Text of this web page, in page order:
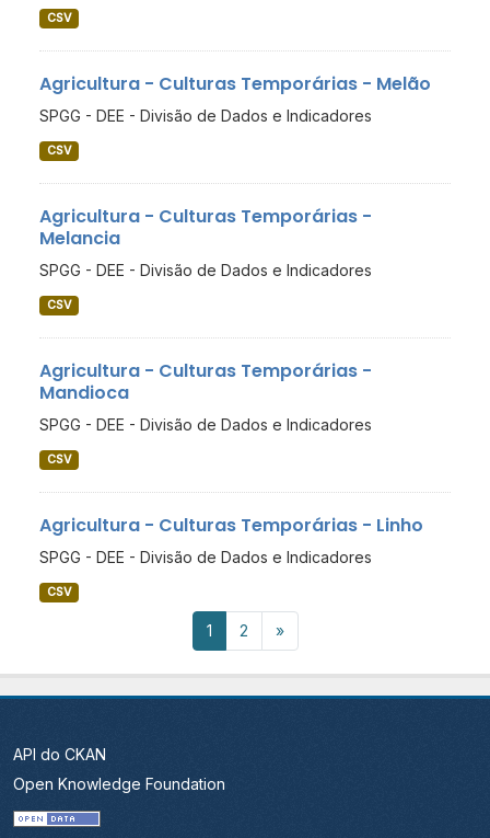
CSV
Agricultura - Culturas Temporárias - Melão
SPGG - DEE - Divisão de Dados e Indicadores
CSV
Agricultura - Culturas Temporárias -
Melancia
SPGG - DEE - Divisão de Dados e Indicadores
CSV
Agricultura - Culturas Temporárias -
Mandioca
SPGG - DEE - Divisão de Dados e Indicadores
CSV
Agricultura - Culturas Temporárias - Linho
SPGG - DEE - Divisão de Dados e Indicadores
CSV
1 2 »
API do CKAN
Open Knowledge Foundation